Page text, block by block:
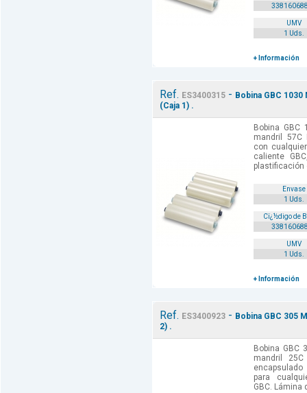
UMV
1 Uds.
+ Información
Ref. ES3400315 - Bobina GBC
(Caja 1) .
Bobina
mandril 57C
con
caliente
plastificación
Envase
1 Uds.
Cï¿½digo de
UMV
1 Uds.
+ Información
Ref. ES3400923 - Bobina GBC 305
2) .
Bobina GBC
mandril
para
GBC. Lámina